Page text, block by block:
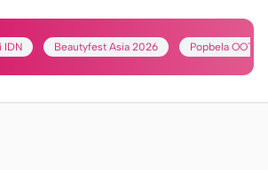
IDN Beautyfest Asia 2026 Popbela OOTD